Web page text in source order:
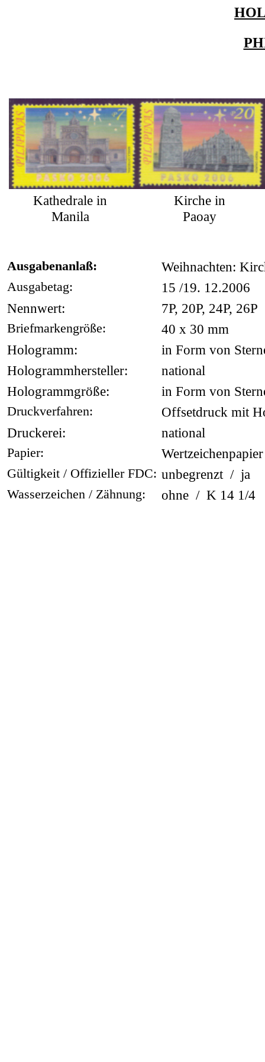
Kathedrale in
Manila
Kirche in
Paoay
Ausgabenanlaß: Weihnachten:
Ausgabetag:
15 /19. 12.2006
Nennwert:
7P, 20P, 24P, 26P
Briefmarkengröße:
40 x 30 mm
Hologramm:
in Form von
Hologrammhersteller:
national
Hologrammgröße:
in Form von
Druckverfahren:
Offsetdruck mit
Druckerei:
national
Papier:
Gültigkeit / Offizieller FDC: unbegrenzt / ja
Wasserzeichen / Zähnung: ohne / K 14 1/4